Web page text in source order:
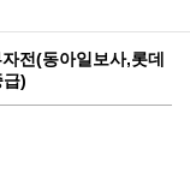
전(동아일보사,롯데
)